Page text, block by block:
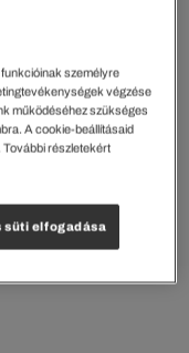
személyre
végzése
működéséhez szükséges
A cookie-beállításaid
További részletekért
süti elfogadása